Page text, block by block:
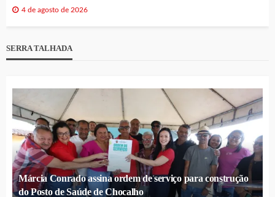
4 de agosto de 2026
SERRA TALHADA
Márcia Conrado assina ordem de serviço para construção
do Posto de Saúde de Chocalho